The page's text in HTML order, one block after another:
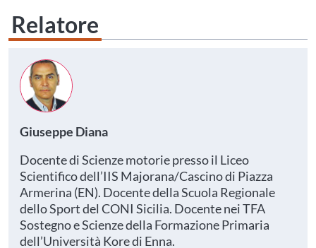
Relatore
Giuseppe Diana
Docente di Scienze motorie presso il Liceo
Scientifico dell’IIS Majorana/Cascino di Piazza
Armerina (EN). Docente della Scuola Regionale
dello Sport del CONI Sicilia. Docente nei TFA
Sostegno e Scienze della Formazione Primaria
dell’Università Kore di Enna.